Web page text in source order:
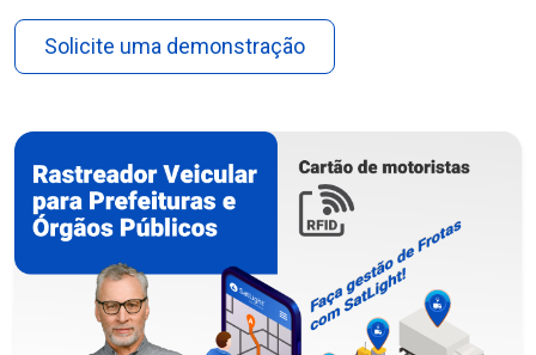
Solicite uma demonstração